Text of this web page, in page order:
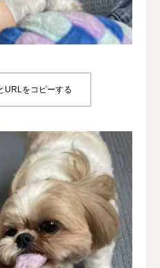
URLをコピーする